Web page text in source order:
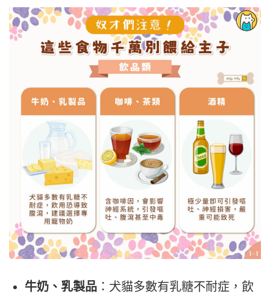
牛奶、乳製品 ：犬貓多數有乳糖不耐症，飲